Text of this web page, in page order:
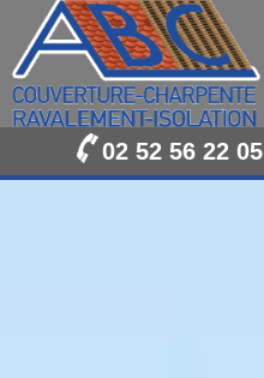
02 52 56 22 05